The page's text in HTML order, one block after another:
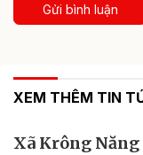
Gửi bình luận
XEM THÊM TIN
Xã Krông